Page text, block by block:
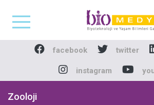
Biomedya -
facebook twitter
instagram
Zooloji